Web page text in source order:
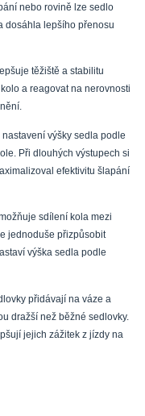
nebo rovině lze sedlo
dosáhla lepšího přenosu
těžiště a stabilitu
a reagovat na nerovnosti
výšky sedla podle
Při dlouhých výstupech si
efektivitu šlapání
sdílení kola mezi
jednoduše přizpůsobit
výška sedla podle
přidávají na váze a
dražší než běžné sedlovky.
jejich zážitek z jízdy na